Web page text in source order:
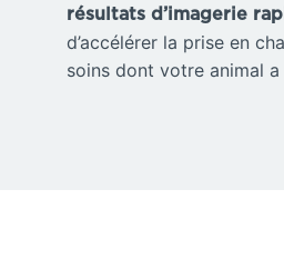
résultats d’imagerie
d’accélérer la prise en
soins dont votre animal a